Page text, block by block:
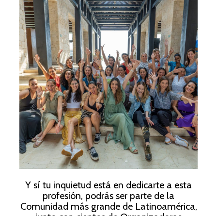
Y sí tu inquietud está en dedicarte a esta
profesión, podrás ser parte de la
Comunidad más grande de Latinoamérica,